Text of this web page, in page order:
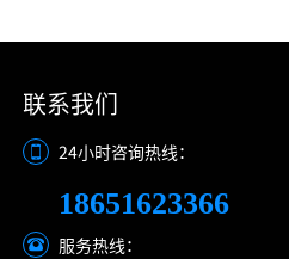
联系我们
24小时咨询热线：
18651623366
服务热线：